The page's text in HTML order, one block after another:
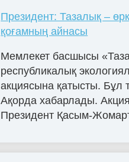
Президент: Тазалық –
қоғамның айнасы
Мемлекет басшысы
республикалық
акциясына қатысты. Бұл
Ақорда хабарлады.
Президент Қасым-